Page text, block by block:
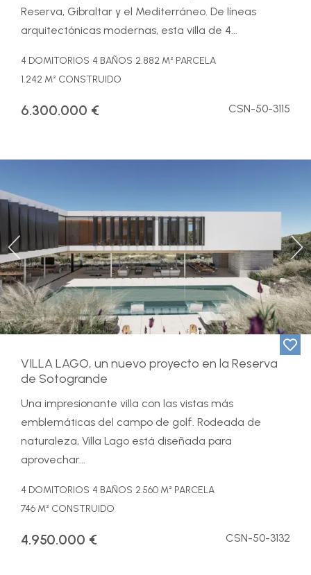
Reserva, Gibraltar y el Mediterráneo. De líneas
arquitectónicas modernas, esta villa de 4...
4 DOMITORIOS 4 BAÑOS 2.882 M² PARCELA
1.242 M² CONSTRUIDO
6.300.000 € CSN-50-3115
Previous
VILLA LAGO, un nuevo proyecto en la Reserva
de Sotogrande
Una impresionante villa con las vistas más
emblemáticas del campo de golf. Rodeada de
naturaleza, Villa Lago está diseñada para
aprovechar...
4 DOMITORIOS 4 BAÑOS 2.560 M² PARCELA
746 M² CONSTRUIDO
4.950.000 € CSN-50-3132